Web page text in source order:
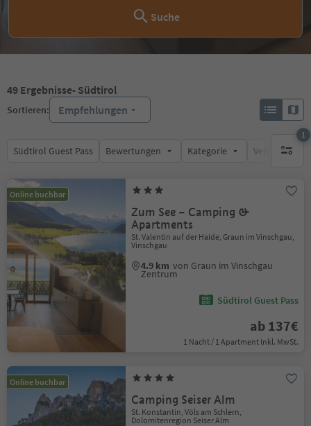
Suche
49 Ergebnisse- Südtirol
Sortieren: Empfehlungen
Südtirol Guest Pass Bewertungen Kategorie
1
1
Online buchbar
Zum See – Camping &
Apartments
St. Valentin auf der Haide, Graun im Vinschgau,
Vinschgau
4.9 km von Graun im Vinschgau
Zentrum
Südtirol Guest Pass
ab 137€
1 Nacht / 1 Apartment Inkl. MwSt.
Online buchbar
Camping Seiser Alm
St. Konstantin, Völs am Schlern,
Dolomitenregion Seiser Alm